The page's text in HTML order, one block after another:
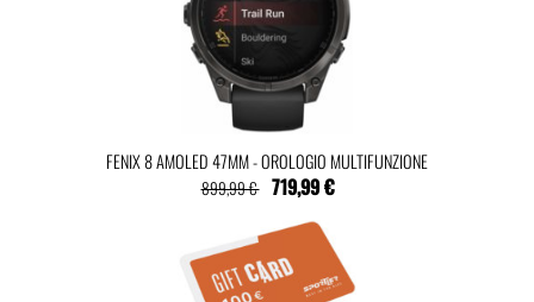
FENIX 8 AMOLED 47MM - OROLOGIO MULTIFUNZIONE
899,99 € 719,99 €